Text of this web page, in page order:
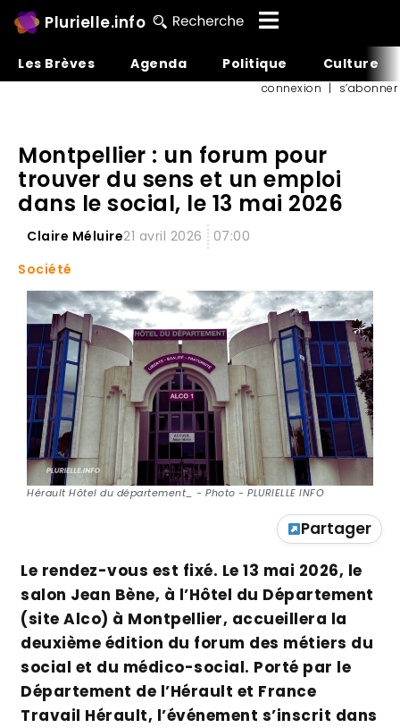
Plurielle.info
Les Brèves Agenda Politique Culture
connexion | s’abonner
Montpellier : un forum pour
trouver du sens et un emploi
dans le social, le 13 mai 2026
Claire Méluire21 avril 2026
07:00
Société
Hérault Hôtel du département_ - Photo - PLURIELLE INFO
Partager
Le rendez-vous est fixé. Le 13 mai 2026, le
salon Jean Bène, à l’Hôtel du Département
(site Alco) à Montpellier, accueillera la
deuxième édition du forum des métiers du
social et du médico-social. Porté par le
Département de l’Hérault et France
Travail Hérault, l’événement s’inscrit dans